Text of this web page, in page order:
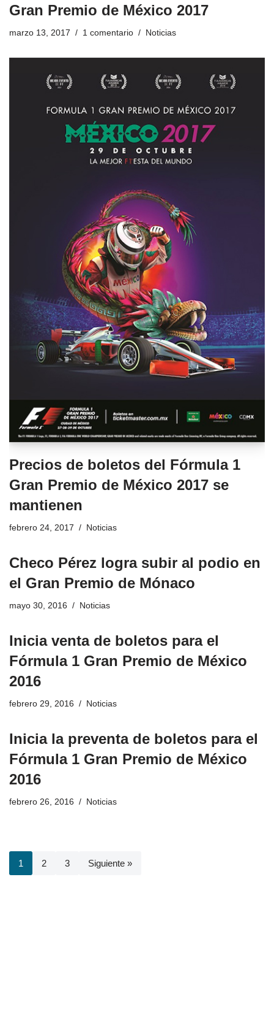
Gran Premio de México 2017
marzo 13, 2017 1 comentario Noticias
Precios de boletos del Fórmula 1
Gran Premio de México 2017 se
mantienen
febrero 24, 2017 Noticias
Checo Pérez logra subir al podio en
el Gran Premio de Mónaco
mayo 30, 2016 Noticias
Inicia venta de boletos para el
Fórmula 1 Gran Premio de México
2016
febrero 29, 2016 Noticias
Inicia la preventa de boletos para el
Fórmula 1 Gran Premio de México
2016
febrero 26, 2016 Noticias
1 2 3 Siguiente »